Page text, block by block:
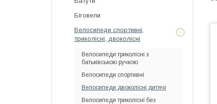
Біговели
Велосипеди спортивні,
триколісні, двоколісні
Велосипеди триколісні з
батьківською ручкою
Велосипеди спортивні
Велосипеди двоколісні дитячі
Велосипеди триколісні без